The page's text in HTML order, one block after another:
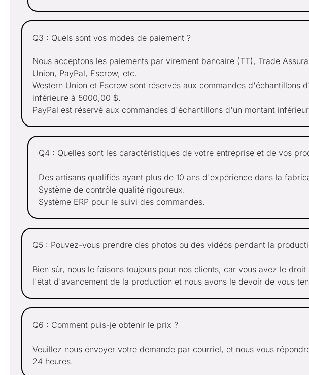
Q3 : Quels sont vos modes de paiement ?
Nous acceptons les paiements par virement bancaire (TT), Trade
Union, PayPal, Escrow, etc.
Western Union et Escrow sont réservés aux commandes d'échantillons
inférieure à 5000,00 $.
PayPal est réservé aux commandes d'échantillons d'un montant
Q4 : Quelles sont les caractéristiques de votre entreprise et de vos
Des artisans qualifiés ayant plus de 10 ans d'expérience dans la
Système de contrôle qualité rigoureux.
Système ERP pour le suivi des commandes.
Q5 : Pouvez-vous prendre des photos ou des vidéos pendant la
Bien sûr, nous le faisons toujours pour nos clients, car vous avez le
l'état d'avancement de la production et nous avons le devoir de vous
Q6 : Comment puis-je obtenir le prix ?
Veuillez nous envoyer votre demande par courriel, et nous vous
24 heures.